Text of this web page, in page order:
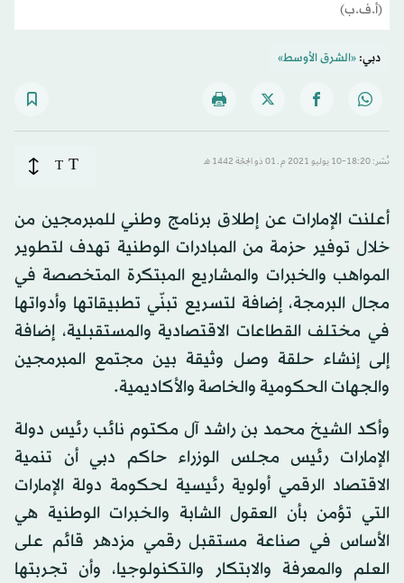
(أ.ف.ب)
دبي:«الشرق الأوسط»
نُشر: 18:20-10 يوليو 2021 م ـ 01 ذو الحِجّة 1442 هـ T
T
أعلنت الإمارات عن إطلاق برنامج وطني للمبرمجين من
خلال توفير حزمة من المبادرات الوطنية تهدف لتطوير
المواهب والخبرات والمشاريع المبتكرة المتخصصة في
مجال البرمجة، إضافة لتسريع تبنّي تطبيقاتها وأدواتها
في مختلف القطاعات الاقتصادية والمستقبلية، إضافة
إلى إنشاء حلقة وصل وثيقة بين مجتمع المبرمجين
والجهات الحكومية والخاصة والأكاديمية.
وأكد الشيخ محمد بن راشد آل مكتوم نائب رئيس دولة
الإمارات رئيس مجلس الوزراء حاكم دبي أن تنمية
الاقتصاد الرقمي أولوية رئيسية لحكومة دولة الإمارات
التي تؤمن بأن العقول الشابة والخبرات الوطنية هي
الأساس في صناعة مستقبل رقمي مزدهر قائم على
العلم والمعرفة والابتكار والتكنولوجيا، وأن تجربتها